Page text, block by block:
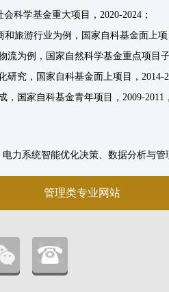
科学基金重大项目，2020-2024；
旅游行业为例，国家自科基金面上项
为例，国家自然科学基金重点项目
究，国家自科基金面上项目，2014-
国家自科基金青年项目，2009-2011
力系统智能优化决策、数据分析与管
管理类专业网站